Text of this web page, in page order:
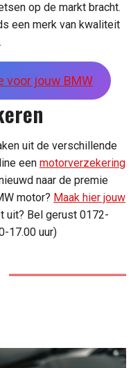
op de markt bracht.
een merk van kwaliteit
voor jouw BMW
uit de verschillende
een motorverzekering
naar de premie
motor? Maak hier jouw
uit? Bel gerust 0172-
17.00 uur)